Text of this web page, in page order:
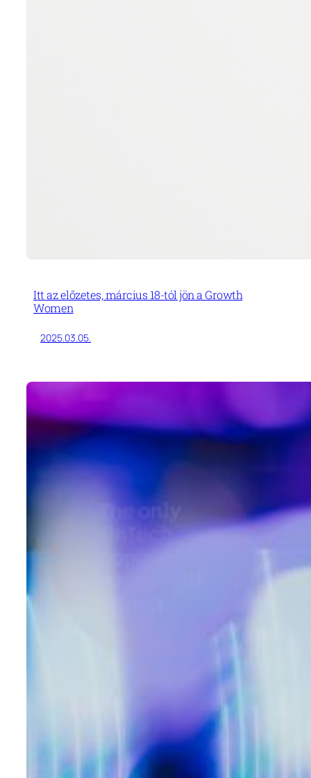
Itt az előzetes, március 18-tól jön a Growth
Women
2025.03.05.